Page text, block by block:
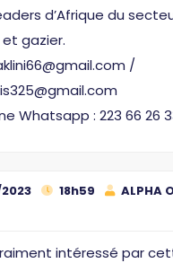
d’Afrique du
gazier.
/
Whatsapp : 223 66 26
18h59
ALPHA
intéressé par